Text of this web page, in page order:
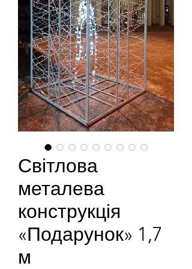
Світлова
металева
конструкція
«Подарунок» 1,7
м